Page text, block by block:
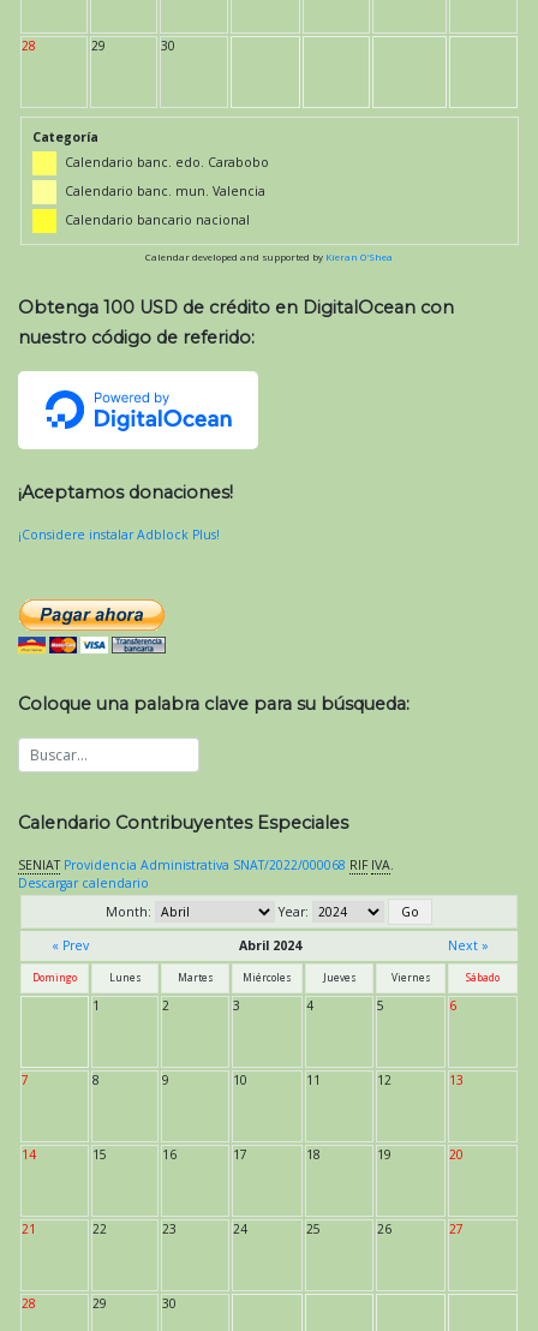
28 29 30
Categoría
Calendario banc. edo. Carabobo
Calendario banc. mun. Valencia
Calendario bancario nacional
Calendar developed and supported by Kieran O'Shea
Obtenga 100 USD de crédito en DigitalOcean con
nuestro código de referido:
¡Aceptamos donaciones!
¡Considere instalar Adblock Plus!
Coloque una palabra clave para su búsqueda:
Calendario Contribuyentes Especiales
SENIAT Providencia Administrativa SNAT/2022/000068 RIF IVA
Descargar calendario
Month:
Year:
« Prev
Abril 2024 Next »
Domingo Lunes Martes Miércoles Jueves Viernes Sábado
1 2 3 4 5 6
7 8 9 10 11 12 13
14 15 16 17 18 19 20
21 22 23 24 25 26 27
28 29 30